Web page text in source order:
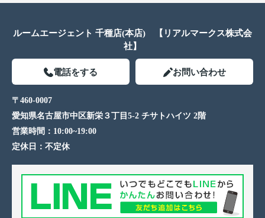
ルームエージェント 千種店(本店) 【リアルマークス株式会
社】
電話をする お問い合わせ
〒460-0007
愛知県名古屋市中区新栄３丁目5-2 チサトハイツ 2階
営業時間： 10:00~19:00
定休日： 不定休